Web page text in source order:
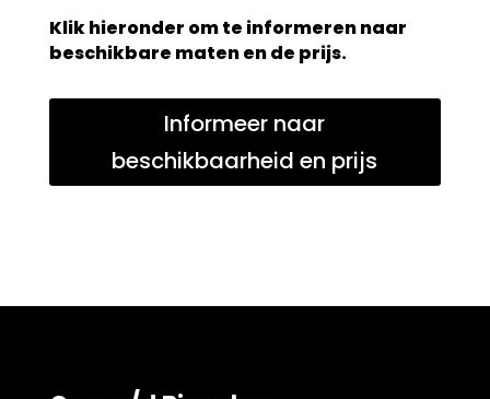
Klik hieronder om te informeren naar
beschikbare maten en de prijs.
Informeer naar
beschikbaarheid en prijs